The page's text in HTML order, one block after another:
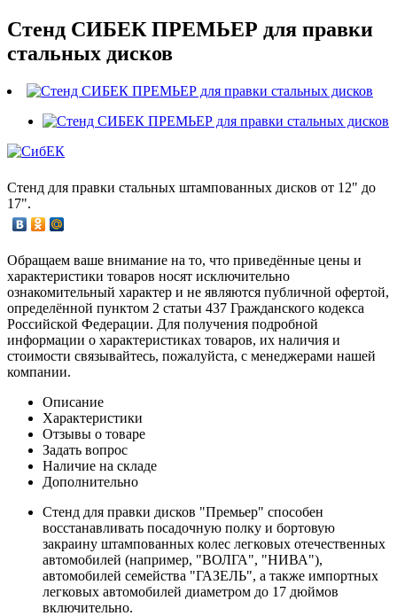
Стенд СИБЕК ПРЕМЬЕР для правки
стальных дисков
Стенд для правки стальных штампованных дисков от 12" до
17".
Обращаем ваше внимание на то, что приведённые цены и
характеристики товаров носят исключительно
ознакомительный характер и не являются публичной офертой,
определённой пунктом 2 статьи 437 Гражданского кодекса
Российской Федерации. Для получения подробной
информации о характеристиках товаров, их наличия и
стоимости связывайтесь, пожалуйста, с менеджерами нашей
компании.
Описание
Характеристики
Отзывы о товаре
Задать вопрос
Наличие на складе
Дополнительно
Стенд для правки дисков "Премьер" способен
восстанавливать посадочную полку и бортовую
закраину штампованных колес легковых отечественных
автомобилей (например, "ВОЛГА", "НИВА"),
автомобилей семейства "ГАЗЕЛЬ", а также импортных
легковых автомобилей диаметром до 17 дюймов
включительно.